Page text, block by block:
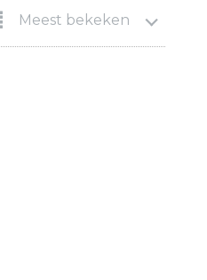
Meest bekeken